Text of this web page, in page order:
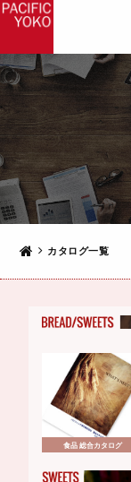
カタログ一覧
食品 総合カタログ